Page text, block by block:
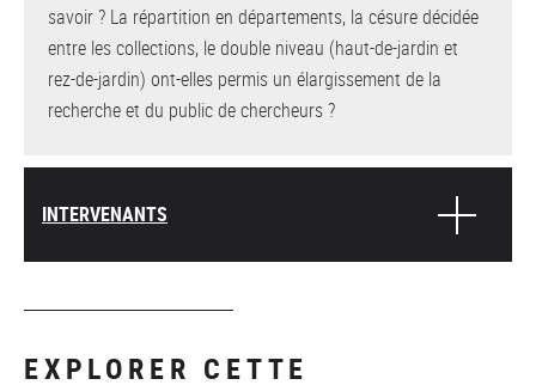
savoir ? La répartition en départements, la césure décidée
entre les collections, le double niveau (haut-de-jardin et
rez-de-jardin) ont-elles permis un élargissement de la
recherche et du public de chercheurs ?
INTERVENANTS
EXPLORER CETTE